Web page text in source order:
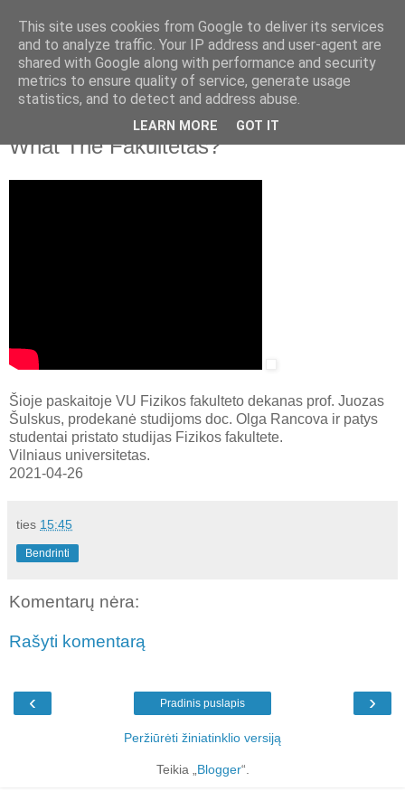
2021 m. balandžio 26 d., pirmadienis
Vilnius universitetas. What The Fizika?
What The Fakultetas?
Šioje paskaitoje VU Fizikos fakulteto dekanas prof. Juozas
Šulskus, prodekanė studijoms doc. Olga Rancova ir patys
studentai pristato studijas Fizikos fakultete.
Vilniaus universitetas.
2021-04-26
ties 15:45
Bendrinti
Komentarų nėra:
Rašyti komentarą
‹ ›
Pradinis puslapis
Peržiūrėti žiniatinklio versiją
Teikia „Blogger“.
This site uses cookies from Google to deliver its services
and to analyze traffic. Your IP address and user-agent are
shared with Google along with performance and security
metrics to ensure quality of service, generate usage
statistics, and to detect and address abuse.
LEARN MORE GOT IT